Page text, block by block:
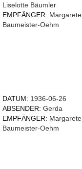
Liselotte Bäumler
EMPFÄNGER: Margarete
Baumeister-Oehm
DATUM: 1936-06-26
ABSENDER:Gerda
EMPFÄNGER: Margarete
Baumeister-Oehm